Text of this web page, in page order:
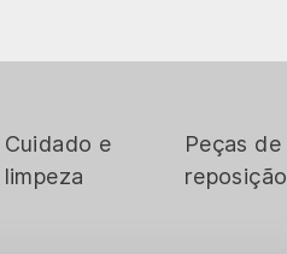
Cuidado e
limpeza
Peças de
reposição